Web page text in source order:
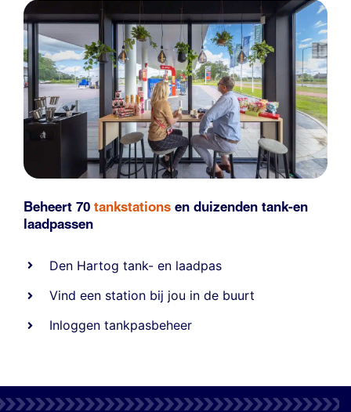
Beheert 70 tankstations en duizenden tank-en
laadpassen
Den Hartog tank- en laadpas
Vind een station bij jou in de buurt
Inloggen tankpasbeheer